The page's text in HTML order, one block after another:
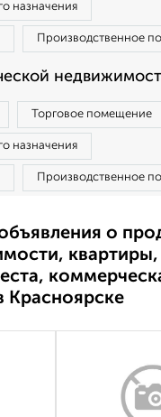
назначения
Производственное
Торговое помещение
назначения
Производственное
о
Красноярске